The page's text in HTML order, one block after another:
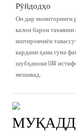
Рӯйдодҳо
Он дар мониторинги
калон барои таъмини
иштирокчиён
кардани ҳама гуна
шубҳаноки UAV
мешавад.